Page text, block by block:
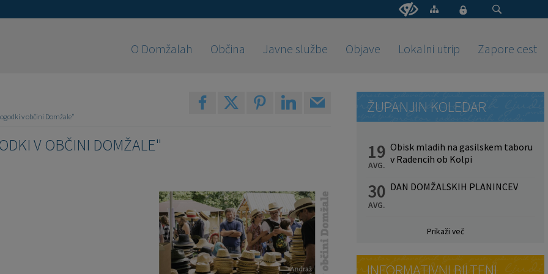
O Domžalah Občina Javne službe Objave Lokalni utrip Zapore cest
v občini Domžale"
V OBČINI DOMŽALE"
ŽUPANJIN KOLEDAR
19
AVG.
Obisk mladih na gasilskem taboru
v Radencih ob Kolpi
30
AVG.
DAN DOMŽALSKIH PLANINCEV
Prikaži več
INFORMATIVNI BILTENI